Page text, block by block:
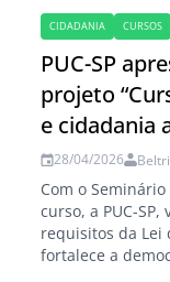
CIDADANIA CURSOS
PUC-SP
projeto
e cidadania
28/04/2026
Com o
curso, a PUC-SP,
requisitos da Lei
fortalece a